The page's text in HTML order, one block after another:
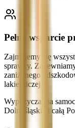
Pełne wsparcie
Zajmujemy się
sprawcy.
zaniżonego
lakierniczej.
Wypożyczalnia
Dolnośląskie i całą